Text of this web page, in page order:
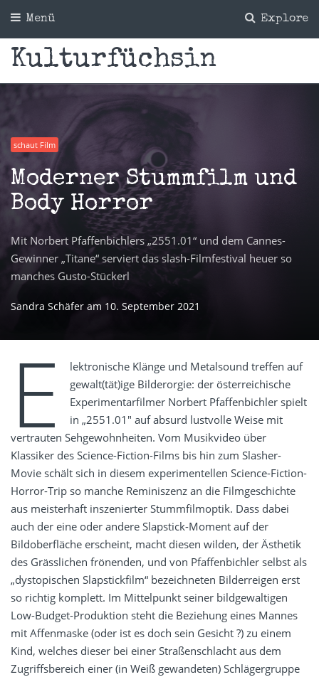
Explore
Menü
Kulturfüchsin
schaut Film
Moderner Stummfilm und
Body Horror
Mit Norbert Pfaffenbichlers „2551.01“ und dem Cannes-
Gewinner „Titane“ serviert das slash-Filmfestival heuer so
manches Gusto-Stückerl
Sandra Schäfer am 10. September 2021
E
lektronische Klänge und Metalsound treffen auf
gewalt(tät)ige Bilderorgie: der österreichische
Experimentarfilmer Norbert Pfaffenbichler spielt
in „2551.01″ auf absurd lustvolle Weise mit
vertrauten Sehgewohnheiten. Vom Musikvideo über
Klassiker des Science-Fiction-Films bis hin zum Slasher-
Movie schält sich in diesem experimentellen Science-Fiction-
Horror-Trip so manche Reminiszenz an die Filmgeschichte
aus meisterhaft inszenierter Stummfilmoptik. Dass dabei
auch der eine oder andere Slapstick-Moment auf der
Bildoberfläche erscheint, macht diesen wilden, der Ästhetik
des Grässlichen frönenden, und von Pfaffenbichler selbst als
„dystopischen Slapstickfilm“ bezeichneten Bilderreigen erst
so richtig komplett. Im Mittelpunkt seiner bildgewaltigen
Low-Budget-Produktion steht die Beziehung eines Mannes
mit Affenmaske (oder ist es doch sein Gesicht ?) zu einem
Kind, welches dieser bei einer Straßenschlacht aus dem
Zugriffsbereich einer (in Weiß gewandeten) Schlägergruppe